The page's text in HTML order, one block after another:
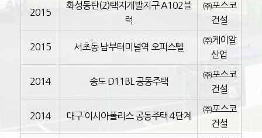
2015
화성동탄(2)택지개발지구 A102블
럭
㈜포스코
건설
2015 서초동 남부터미널역 오피스텔
㈜케이알
산업
2014 송도 D11BL 공동주택
㈜포스코
건설
2014 대구 이시아폴리스 공동주택 4단계
㈜포스코
건설